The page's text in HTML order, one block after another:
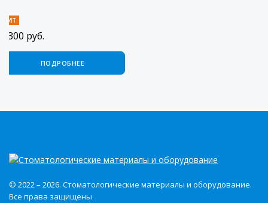
ХИТ
4 300 руб.
ПОДРОБНЕЕ
© 2022 – 2026. Стоматологические материалы и оборудование.
Все права защищены